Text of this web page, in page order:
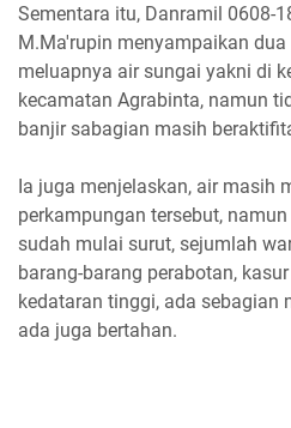
Sementara itu, Danramil 0608-
M.Ma'rupin menyampaikan
meluapnya air sungai yakni di
kecamatan Agrabinta, namun
banjir sabagian masih
Ia juga menjelaskan, air masih
perkampungan tersebut,
sudah mulai surut, sejumlah
barang-barang perabotan,
kedataran tinggi, ada sebagian
ada juga bertahan.